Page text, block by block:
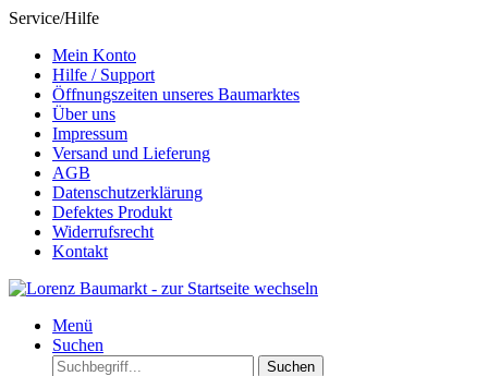
Service/Hilfe
Mein Konto
Hilfe / Support
Öffnungszeiten unseres Baumarktes
Über uns
Impressum
Versand und Lieferung
AGB
Datenschutzerklärung
Defektes Produkt
Widerrufsrecht
Kontakt
Menü
Suchen
Suchen